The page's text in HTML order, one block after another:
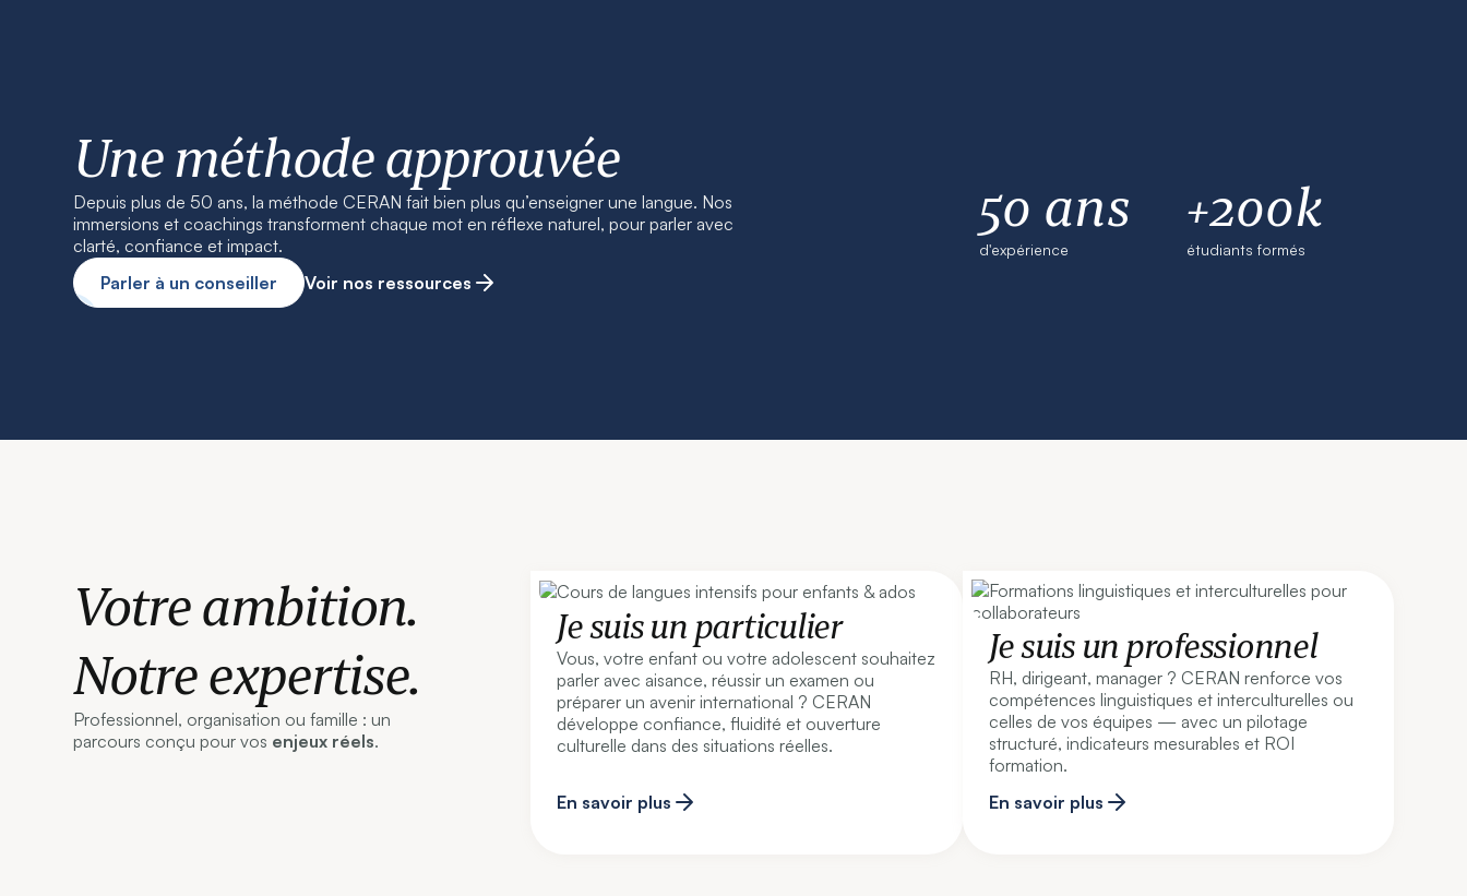
Une méthode approuvée
Depuis plus de 50 ans, la méthode CERAN fait bien plus qu’enseigner une langue. Nos
immersions et coachings transforment chaque mot en réflexe naturel, pour parler avec
clarté, confiance et impact.
Parler à un conseiller
Voir nos ressources
50 ans
d'expérience
+200k
étudiants formés
Votre ambition.
Notre expertise.
Professionnel, organisation ou famille : un
parcours conçu pour vos enjeux réels.
Je suis un particulier
Vous, votre enfant ou votre adolescent souhaitez
parler avec aisance, réussir un examen ou
préparer un avenir international ? CERAN
développe confiance, fluidité et ouverture
culturelle dans des situations réelles.
En savoir plus
Je suis un professionnel
RH, dirigeant, manager ? CERAN renforce vos
compétences linguistiques et interculturelles ou
celles de vos équipes — avec un pilotage
structuré, indicateurs mesurables et ROI
formation.
En savoir plus